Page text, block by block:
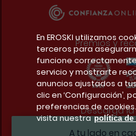
A tu lado en
Premios y
Descarga
En EROSKI utilizamos
terceros para
funcione
servicio y mostrarte
anuncios ajustados a
clic en ‘Configuración’,
preferencias de
visita nuestra política de